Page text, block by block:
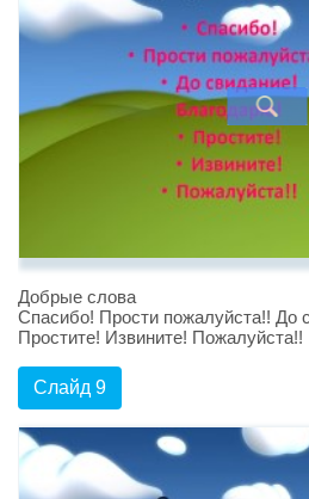
Добрые слова
Спасибо! Прости пожалуйста!! До
Простите! Извините! Пожалуйста!!
Слайд 9